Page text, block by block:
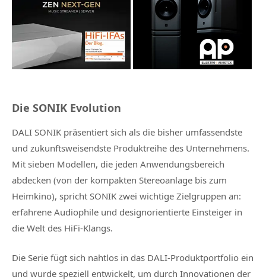
Die SONIK Evolution
DALI SONIK präsentiert sich als die bisher umfassendste
und zukunftsweisendste Produktreihe des Unternehmens.
Mit sieben Modellen, die jeden Anwendungsbereich
abdecken (von der kompakten Stereoanlage bis zum
Heimkino), spricht SONIK zwei wichtige Zielgruppen an:
erfahrene Audiophile und designorientierte Einsteiger in
die Welt des HiFi-Klangs.
Die Serie fügt sich nahtlos in das DALI-Produktportfolio ein
und wurde speziell entwickelt, um durch Innovationen der